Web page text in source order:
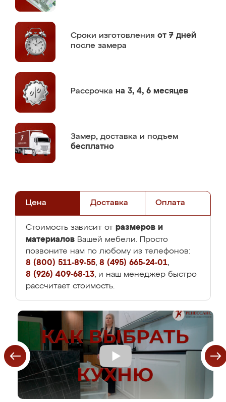
Сроки изготовления от 7 дней
после замера
Рассрочка на 3, 4, 6 месяцев
Замер, доставка и подъем
бесплатно
Цена Доставка Оплата
Стоимость зависит от размеров и
материалов Вашей мебели. Просто
позвоните нам по любому из телефонов:
8 (800) 511-89-55, 8 (495) 665-24-01,
8 (926) 409-68-13, и наш менеджер быстро
рассчитает стоимость.